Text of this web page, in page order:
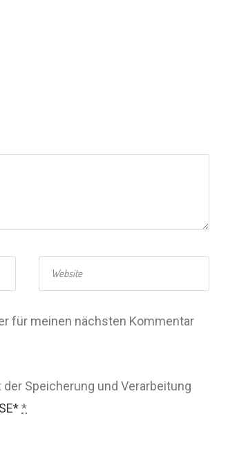
für meinen nächsten Kommentar
Speicherung und Verarbeitung
*